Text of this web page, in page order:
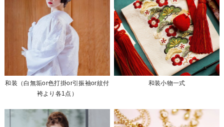
和装（白無垢or色打掛or引振袖or紋付
袴より各1点）
和装小物一式